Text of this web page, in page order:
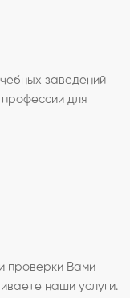
заведений
для
и проверки Вами
наши услуги.